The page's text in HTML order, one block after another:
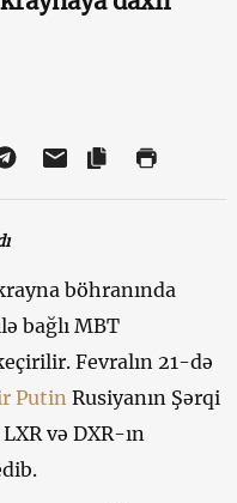
ı
böhranında
bağlı MBT
Fevralın 21-də
Putin Rusiyanın Şərqi
və DXR-ın